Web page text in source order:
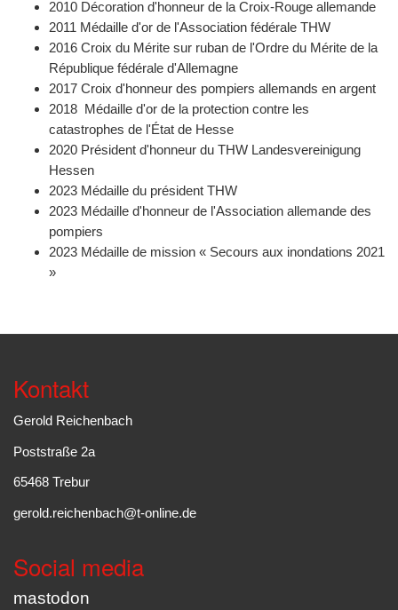
2010 Décoration d'honneur de la Croix-Rouge allemande
2011 Médaille d'or de l'Association fédérale THW
2016 Croix du Mérite sur ruban de l'Ordre du Mérite de la
République fédérale d'Allemagne
2017 Croix d'honneur des pompiers allemands en argent
2018 Médaille d'or de la protection contre les
catastrophes de l'État de Hesse
2020 Président d'honneur du THW Landesvereinigung
Hessen
2023 Médaille du président THW
2023 Médaille d'honneur de l'Association allemande des
pompiers
2023 Médaille de mission « Secours aux inondations 2021
»
Kontakt
Gerold Reichenbach
Poststraße 2a
65468 Trebur
gerold.reichenbach@t-online.de
Social media
mastodon